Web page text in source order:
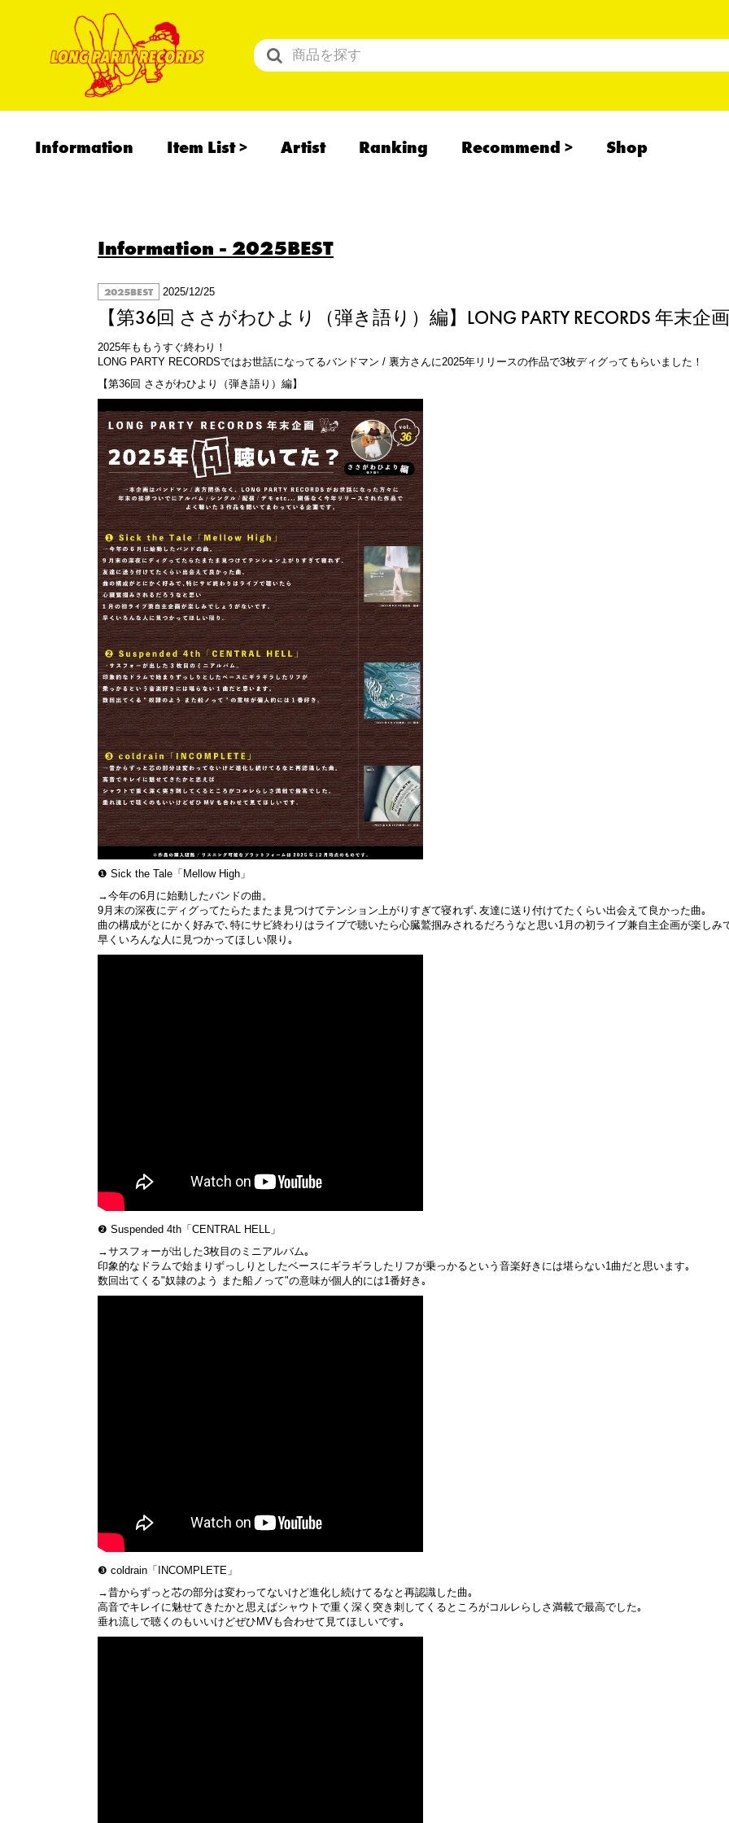
Information Item List Artist Ranking Recommend Shop
Information - 2025BEST
2025BEST 2025/12/25
【第36回 ささがわひより（弾き語り）編】LONG PARTY RECORDS 年末
2025年ももうすぐ終わり！
LONG PARTY RECORDSではお世話になってるバンドマン / 裏方さんに2025年リリースの作品で3枚ディグってもらいました！
【第36回 ささがわひより（弾き語り）編】
❶ Sick the Tale「Mellow High」
→今年の6月に始動したバンドの曲。
9月末の深夜にディグってたらたまたま見つけてテンション上がりすぎて寝れず､友達に送り付けてたくらい出会えて良かった曲｡
曲の構成がとにかく好みで､特にサビ終わりはライブで聴いたら心臓鷲掴みされるだろうなと思い1月の初ライブ兼自主企画が楽しみ
早くいろんな人に見つかってほしい限り｡
❷ Suspended 4th「CENTRAL HELL」
→サスフォーが出した3枚目のミニアルバム｡
印象的なドラムで始まりずっしりとしたベースにギラギラしたリフが乗っかるという音楽好きには堪らない1曲だと思います｡
数回出てくる"奴隷のよう また船ノって"の意味が個人的には1番好き｡
❸ coldrain「INCOMPLETE」
→昔からずっと芯の部分は変わってないけど進化し続けてるなと再認識した曲｡
高音でキレイに魅せてきたかと思えばシャウトで重く深く突き刺してくるところがコルレらしさ満載で最高でした｡
垂れ流しで聴くのもいいけどぜひMVも合わせて見てほしいです｡